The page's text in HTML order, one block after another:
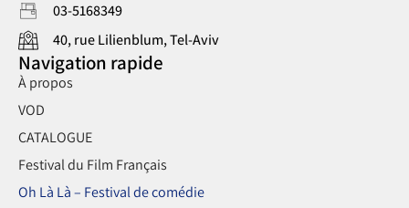
Navigation rapide
À propos
VOD
CATALOGUE
Festival du Film Français
Oh Là Là – Festival de comédie
03-5168349
40, rue Lilienblum, Tel-Aviv